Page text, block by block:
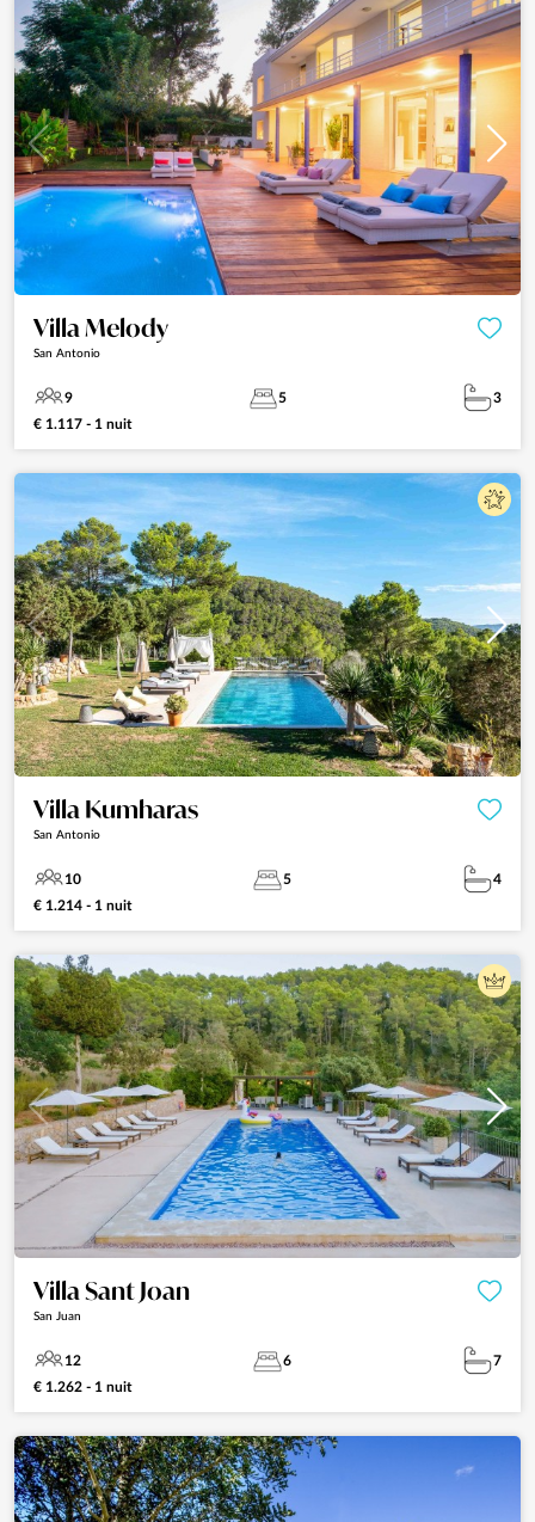
Villa Melody
San Antonio
9 5
3
€ 1.117 - 1 nuit
Villa Kumharas
San Antonio
10 5
4
€ 1.214 - 1 nuit
Villa Sant Joan
San Juan
12 6
7
€ 1.262 - 1 nuit